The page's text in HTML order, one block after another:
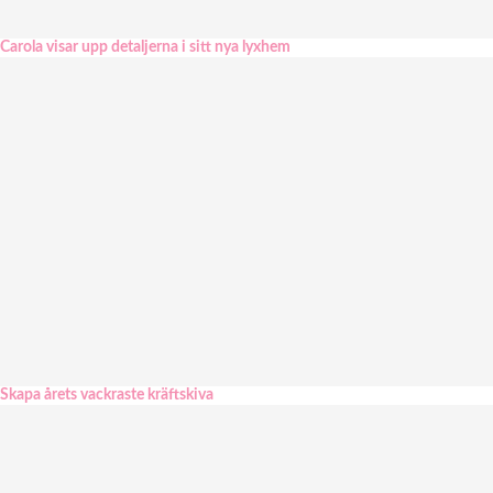
Carola visar upp detaljerna i sitt nya lyxhem
Skapa årets vackraste kräftskiva